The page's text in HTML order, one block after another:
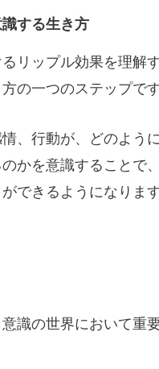
する生き方
リップル効果を理解
の一つのステップです
、行動が、どのよう
かを意識することで
できるようになります
識の世界において重